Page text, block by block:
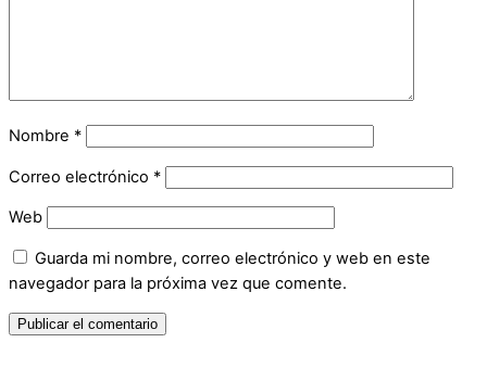
Nombre *
Correo electrónico *
Web
Guarda mi nombre, correo electrónico y web en este
navegador para la próxima vez que comente.